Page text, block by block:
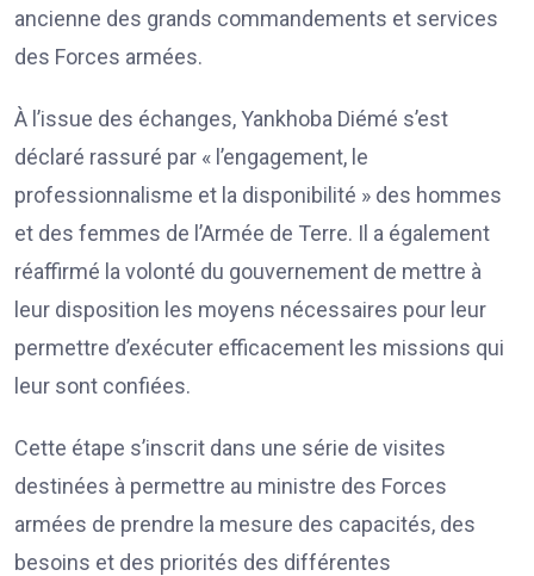
ancienne des grands commandements et services
des Forces armées.
À l’issue des échanges, Yankhoba Diémé s’est
déclaré rassuré par « l’engagement, le
professionnalisme et la disponibilité » des hommes
et des femmes de l’Armée de Terre. Il a également
réaffirmé la volonté du gouvernement de mettre à
leur disposition les moyens nécessaires pour leur
permettre d’exécuter efficacement les missions qui
leur sont confiées.
Cette étape s’inscrit dans une série de visites
destinées à permettre au ministre des Forces
armées de prendre la mesure des capacités, des
besoins et des priorités des différentes